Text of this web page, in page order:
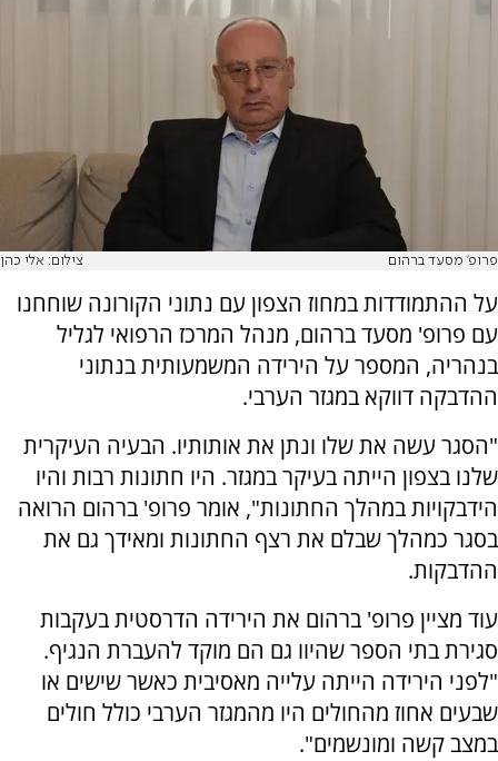
פרופ׳ מסעד ברהום צילום: אלי כהן
על ההתמודדות במחוז הצפון עם נתוני הקורונה שוחחנו
עם פרופ' מסעד ברהום, מנהל המרכז הרפואי לגליל
בנהריה, המספר על הירידה המשמעותית בנתוני
ההדבקה דווקא במגזר הערבי.
"הסגר עשה את שלו ונתן את אותותיו. הבעיה העיקרית
שלנו בצפון הייתה בעיקר במגזר. היו חתונות רבות והיו
הידבקויות במהלך החתונות", אומר פרופ' ברהום הרואה
בסגר כמהלך שבלם את רצף החתונות ומאידך גם את
ההדבקות.
עוד מציין פרופ' ברהום את הירידה הדרסטית בעקבות
סגירת בתי הספר שהיוו גם הם מוקד להעברת הנגיף.
"לפני הירידה הייתה עלייה מאסיבית כאשר שישים או
שבעים אחוז מהחולים היו מהמגזר הערבי כולל חולים
במצב קשה ומונשמים".